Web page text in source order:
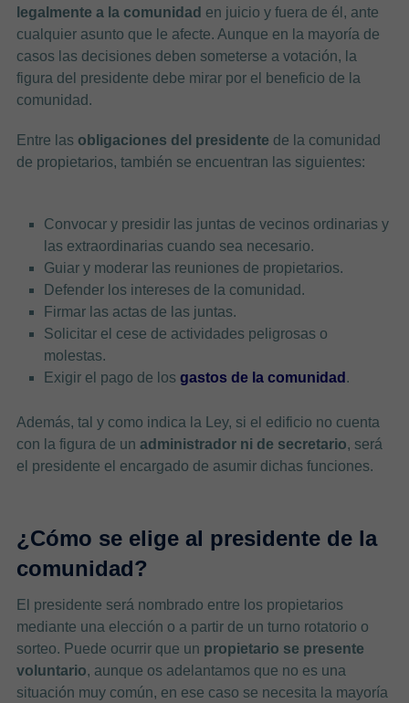
legalmente a la comunidad en juicio y fuera de él, ante
cualquier asunto que le afecte. Aunque en la mayoría de
casos las decisiones deben someterse a votación, la
figura del presidente debe mirar por el beneficio de la
comunidad.
Entre las obligaciones del presidente de la comunidad
de propietarios, también se encuentran las siguientes:
Convocar y presidir las juntas de vecinos ordinarias y
las extraordinarias cuando sea necesario.
Guiar y moderar las reuniones de propietarios.
Defender los intereses de la comunidad.
Firmar las actas de las juntas.
Solicitar el cese de actividades peligrosas o
molestas.
Exigir el pago de losgastos de la comunidad .
Además, tal y como indica la Ley, si el edificio no cuenta
con la figura de un administrador ni de secretario, será
el presidente el encargado de asumir dichas funciones.
¿Cómo se elige al presidente de la
comunidad?
El presidente será nombrado entre los propietarios
mediante una elección o a partir de un turno rotatorio o
sorteo. Puede ocurrir que un propietario se presente
voluntario, aunque os adelantamos que no es una
situación muy común, en ese caso se necesita la mayoría